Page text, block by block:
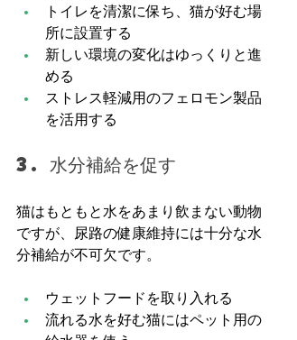
トイレを清潔に保ち、猫が好む場
所に設置する
新しい環境の変化はゆっくりと進
める
ストレス軽減用のフェロモン製品
を活用する
3. 水分補給を促す
猫はもともと水をあまり飲まない動物
ですが、尿路の健康維持には十分な水
分補給が不可欠です。
ウェットフードを取り入れる
流れる水を好む猫にはペット用の